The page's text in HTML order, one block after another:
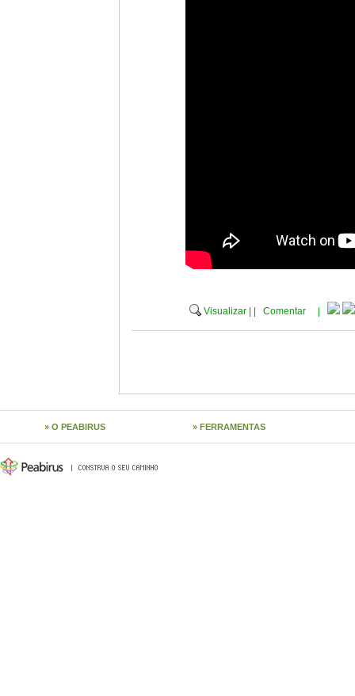
Visualizar Comentar
O PEABIRUS FERRAMENTAS